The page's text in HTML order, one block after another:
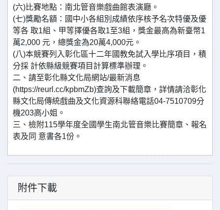
(六)比賽地點：南北管音樂戲曲館表演廳。
(七)獎勵名額：國中小各組別成績依序核予名次特優及優
等各 取1組、甲等擇優各取1至3組，獎金最高為新臺幣1
萬2,000 元，總獎金為20萬4,000元。
(八)本競賽列入彰化區十二年國教免試入學比序項目，積
分採 計依縣級競賽項目計算標準辦理。
二、請至彰化縣文化局網站/最新消息
(https://reurl.cc/kpbmZb)查詢及下載簡章，詳情請洽彰化
縣文化局傳統戲曲及文化資源科聯絡電話04-7510709分
機203高小姐。
三、檢附115學年度全國學生南北管音樂比賽簡章、報名
表及同 意書各1份。
附件下載